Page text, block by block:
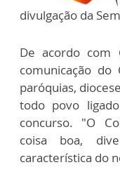
divulgação da
De acordo com
comunicação
paróquias,
todo povo
concurso. "O
coisa boa,
característica do